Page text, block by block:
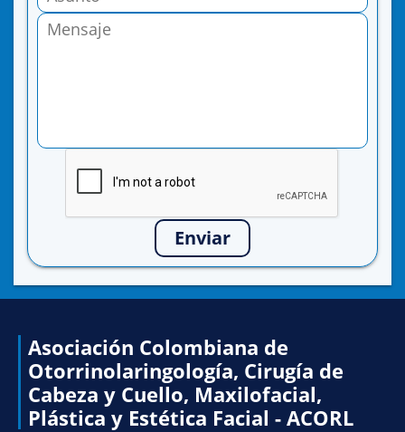
Enviar
Asociación Colombiana de
Otorrinolaringología, Cirugía de
Cabeza y Cuello, Maxilofacial,
Plástica y Estética Facial - ACORL